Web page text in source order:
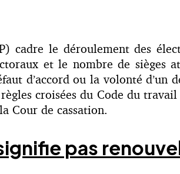
cadre le déroulement des
et le nombre de sièges
d’accord ou la volonté
croisées du Code du
Cour de cassation.
pas